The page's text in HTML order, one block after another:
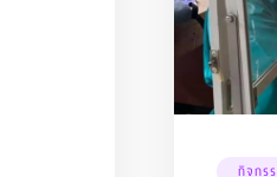
กิจกร